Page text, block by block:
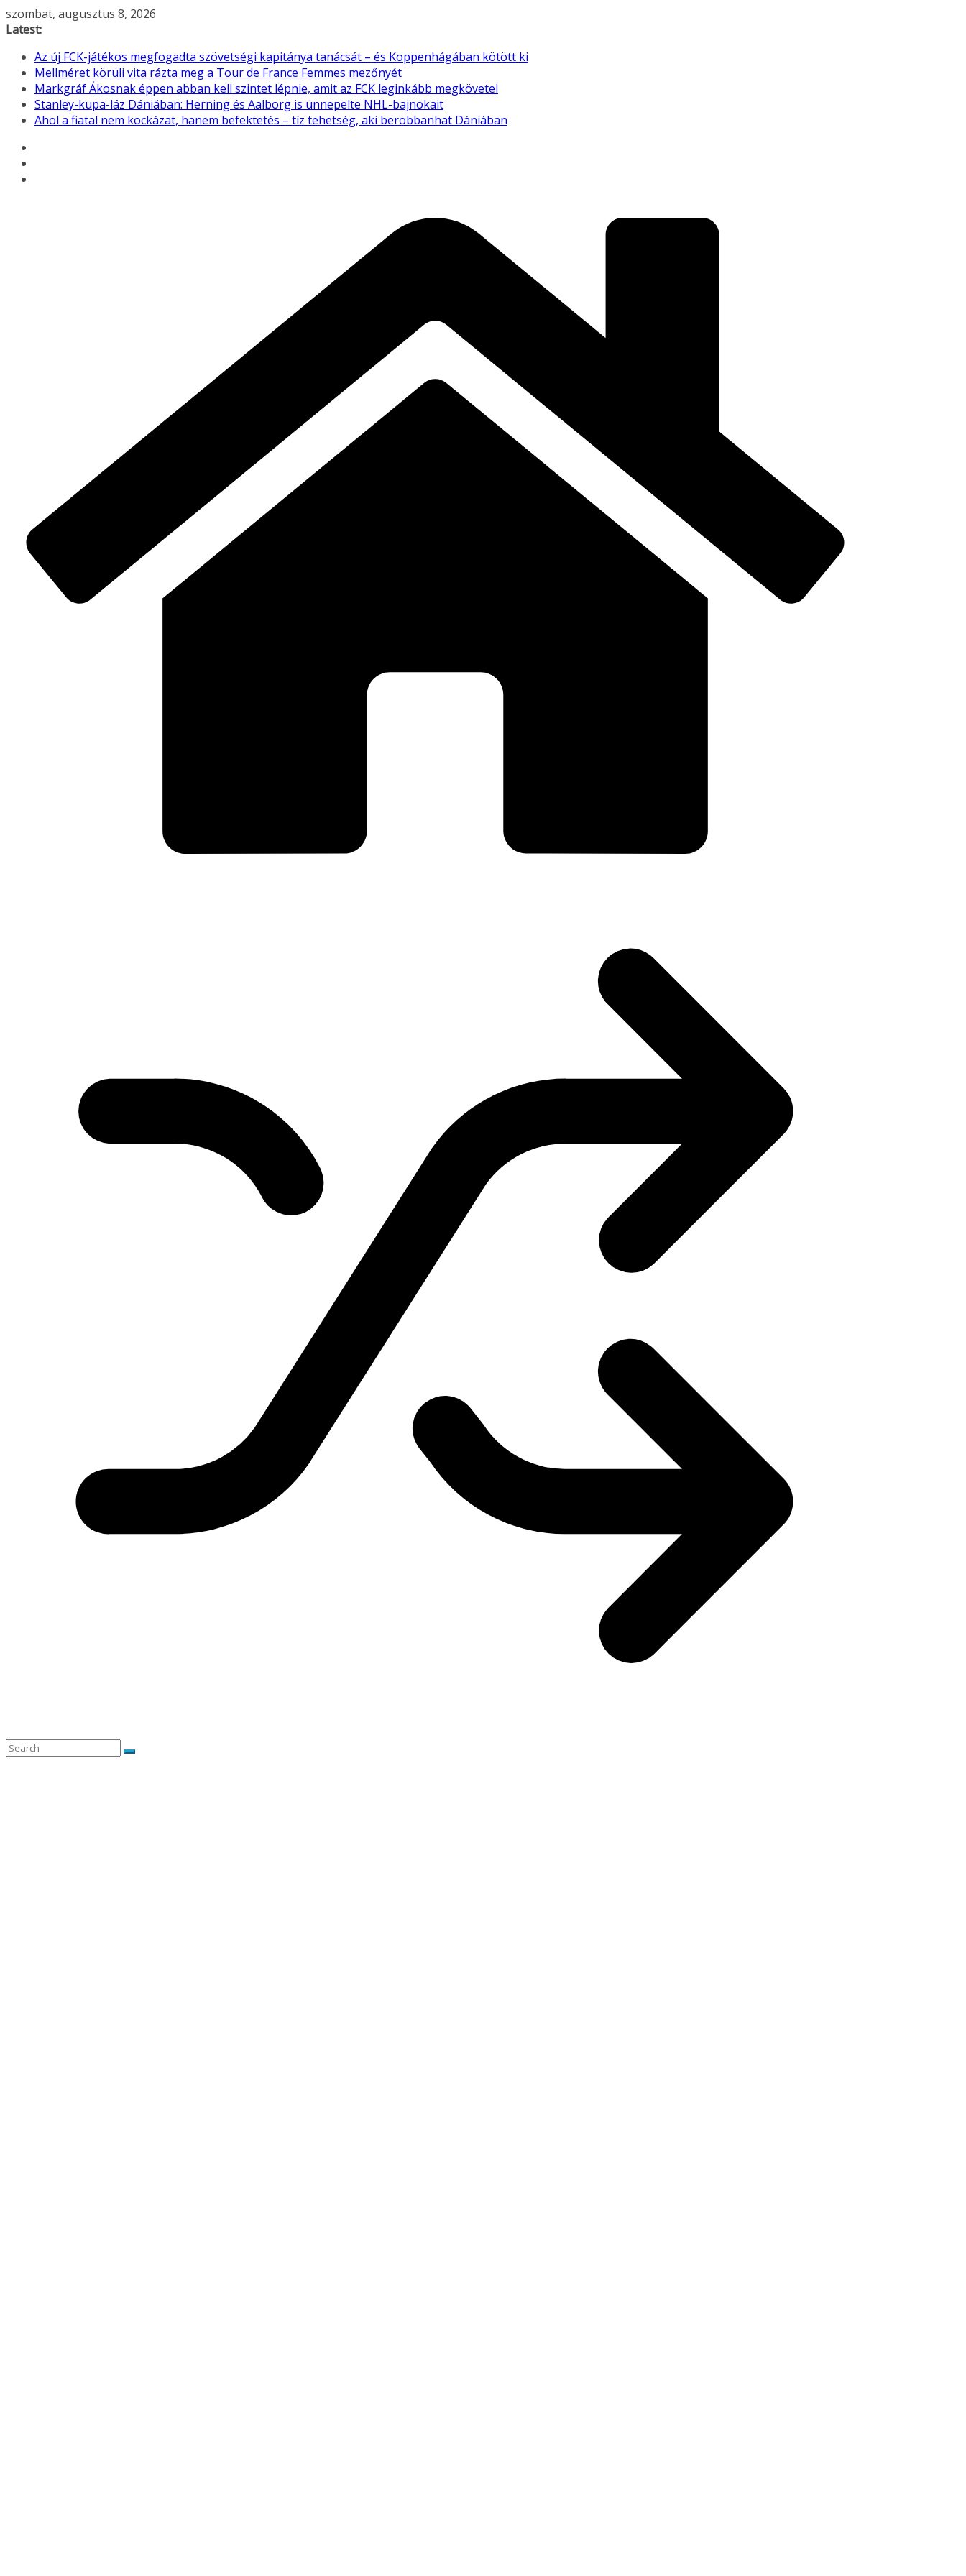
Skip
to
szombat, augusztus 8, 2026
Latest:
Az új FCK-játékos megfogadta szövetségi kapitánya tanácsát – és Koppenhágában kötött ki
Mellméret körüli vita rázta meg a Tour de France Femmes mezőnyét
Markgráf Ákosnak éppen abban kell szintet lépnie, amit az FCK leginkább megkövetel
Stanley-kupa-láz Dániában: Herning és Aalborg is ünnepelte NHL-bajnokait
Ahol a fiatal nem kockázat, hanem befektetés – tíz tehetség, aki berobbanhat Dániában